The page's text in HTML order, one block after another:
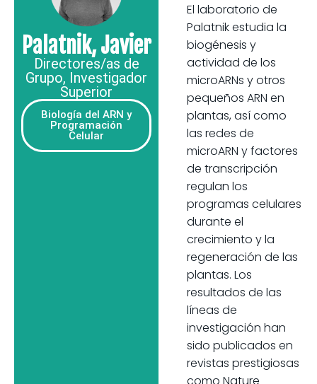
Palatnik, Javier
Directores/as de
Grupo, Investigador
Superior
Biología del ARN y
Programación
Celular
El laboratorio de
Palatnik estudia la
biogénesis y
actividad de los
microARNs y otros
pequeños ARN en
plantas, así como
las redes de
microARN y factores
de transcripción
regulan los
programas celulares
durante el
crecimiento y la
regeneración de las
plantas. Los
resultados de las
líneas de
investigación han
sido publicados en
revistas prestigiosas
como Nature